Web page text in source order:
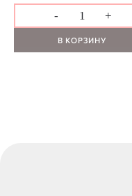
- +
В КОРЗИНУ